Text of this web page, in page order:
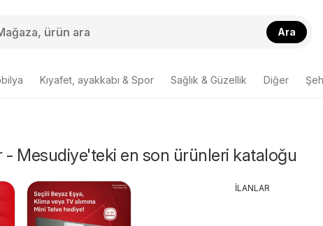
Ara
Kıyafet, ayakkabı & Spor Sağlık & Güzellik Diğer
- Mesudiye'teki en son ürünleri kataloğu
İLANLAR